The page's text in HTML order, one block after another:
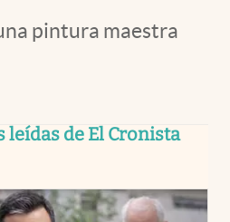
pintura maestra
leídas de El Cronista